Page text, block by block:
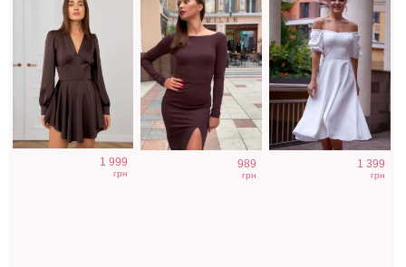
1 999
грн
989
грн
1 399
грн